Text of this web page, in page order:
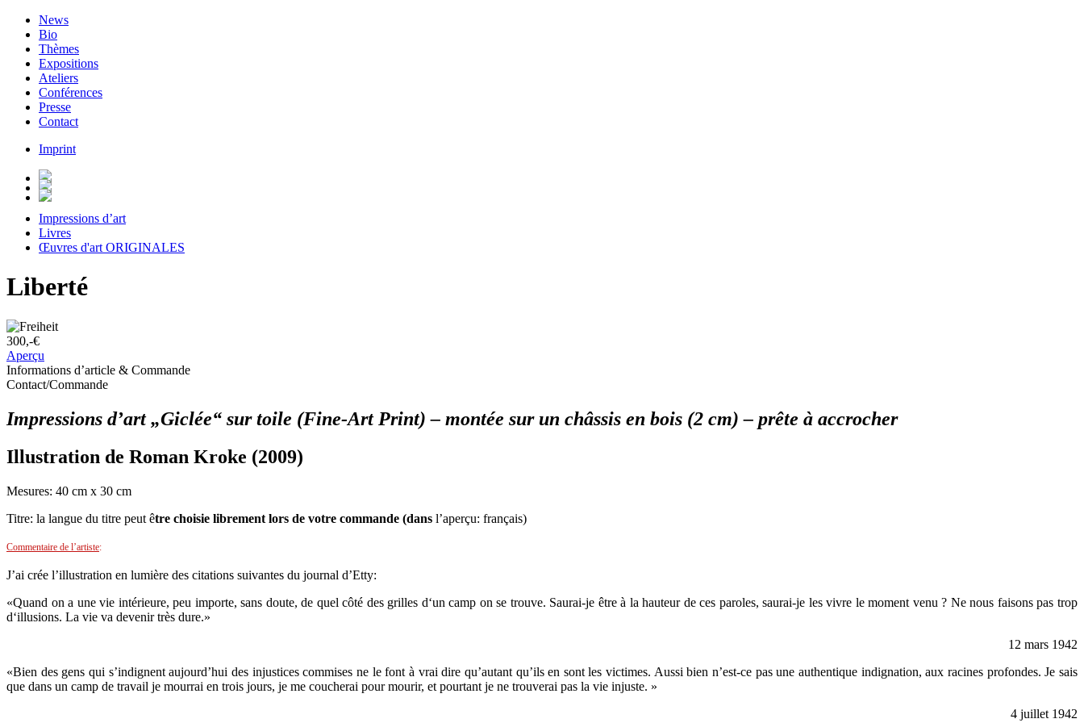
News
Bio
Thèmes
Expositions
Ateliers
Conférences
Presse
Contact
Imprint
Impressions d’art
Livres
Œuvres d'art ORIGINALES
Liberté
300,-€
Aperçu
Informations d’article & Commande
Contact/Commande
Impressions d’art „Giclée“ sur toile (Fine-Art Print) – montée sur un châssis en bois (2 cm) – prête à accrocher
Illustration de Roman Kroke (2009)
Mesures: 40 cm x 30 cm
Titre: la langue du titre peut être choisie librement lors de votre commande (dans l’aperçu: français)
Commentaire de l’artiste:
J’ai crée l’illustration en lumière des citations suivantes du journal d’Etty:
«Quand on a une vie intérieure, peu importe, sans doute, de quel côté des grilles d‘un camp on se trouve. Saurai-je être à la hauteur de ces paroles, saurai-je les vivre le moment venu ? Ne nous faisons pas trop
d‘illusions. La vie va devenir très dure.»
12 mars 1942
«Bien des gens qui s’indignent aujourd’hui des injustices commises ne le font à vrai dire qu’autant qu’ils en sont les victimes. Aussi bien n’est-ce pas une authentique indignation, aux racines profondes. Je sais
que dans un camp de travail je mourrai en trois jours, je me coucherai pour mourir, et pourtant je ne trouverai pas la vie injuste. »
4 juillet 1942